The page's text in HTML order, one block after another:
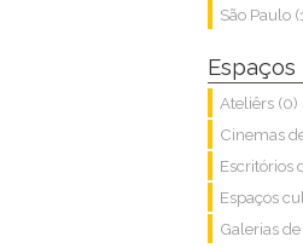
São Paulo
Espaços
Ateliêrs (0)
Cinemas
Escritórios
Espaços
Galerias